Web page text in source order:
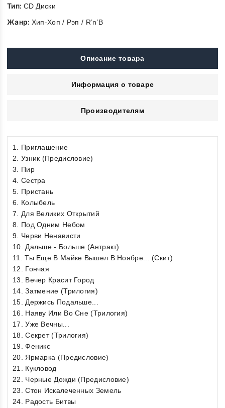
Тип: CD Диски
Жанр: Хип-Хоп / Рэп / R’n’B
Описание товара
Информация о товаре
Производителям
1. Приглашение
2. Узник (Предисловие)
3. Пир
4. Сестра
5. Пристань
6. Колыбель
7. Для Великих Открытий
8. Под Одним Небом
9. Черви Ненависти
10. Дальше - Больше (Антракт)
11. Ты Еще В Майке Вышел В Ноябре... (Скит)
12. Гончая
13. Вечер Красит Город
14. Затмение (Трилогия)
15. Держись Подальше...
16. Наяву Или Во Сне (Трилогия)
17. Уже Вечны...
18. Секрет (Трилогия)
19. Феникс
20. Ярмарка (Предисловие)
21. Кукловод
22. Черные Дожди (Предисловие)
23. Стон Искалеченных Земель
24. Радость Битвы